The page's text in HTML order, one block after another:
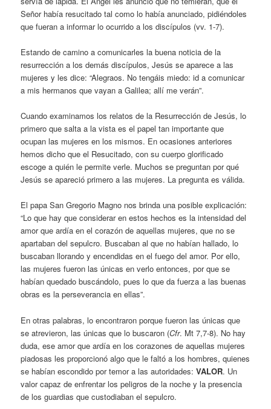
Señor había resucitado tal como lo había anunciado, pidiéndoles
que fueran a informar lo ocurrido a los discípulos (vv. 1-7).
Estando de camino a comunicarles la buena noticia de la
resurrección a los demás discípulos, Jesús se aparece a las
mujeres y les dice: “Alegraos. No tengáis miedo: id a comunicar
a mis hermanos que vayan a Galilea; allí me verán”.
Cuando examinamos los relatos de la Resurrección de Jesús, lo
primero que salta a la vista es el papel tan importante que
ocupan las mujeres en los mismos. En ocasiones anteriores
hemos dicho que el Resucitado, con su cuerpo glorificado
escoge a quién le permite verle. Muchos se preguntan por qué
Jesús se apareció primero a las mujeres. La pregunta es válida.
El papa San Gregorio Magno nos brinda una posible explicación:
“Lo que hay que considerar en estos hechos es la intensidad del
amor que ardía en el corazón de aquellas mujeres, que no se
apartaban del sepulcro. Buscaban al que no habían hallado, lo
buscaban llorando y encendidas en el fuego del amor. Por ello,
las mujeres fueron las únicas en verlo entonces, por que se
habían quedado buscándolo, pues lo que da fuerza a las buenas
obras es la perseverancia en ellas”.
En otras palabras, lo encontraron porque fueron las únicas que
se atrevieron, las únicas que lo buscaron (Cfr. Mt 7,7-8). No hay
duda, ese amor que ardía en los corazones de aquellas mujeres
piadosas les proporcionó algo que le faltó a los hombres, quienes
se habían escondido por temor a las autoridades:VALOR. Un
valor capaz de enfrentar los peligros de la noche y la presencia
de los guardias que custodiaban el sepulcro.